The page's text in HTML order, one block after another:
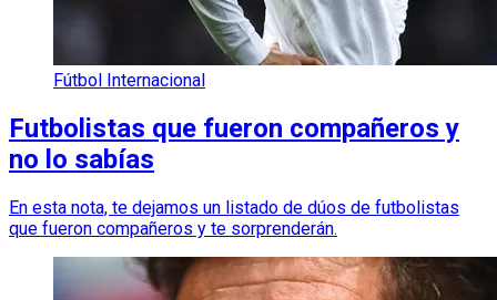
Fútbol Internacional
Futbolistas que fueron compañeros y
no lo sabías
En esta nota, te dejamos un listado de dúos de futbolistas
que fueron compañeros y te sorprenderán.